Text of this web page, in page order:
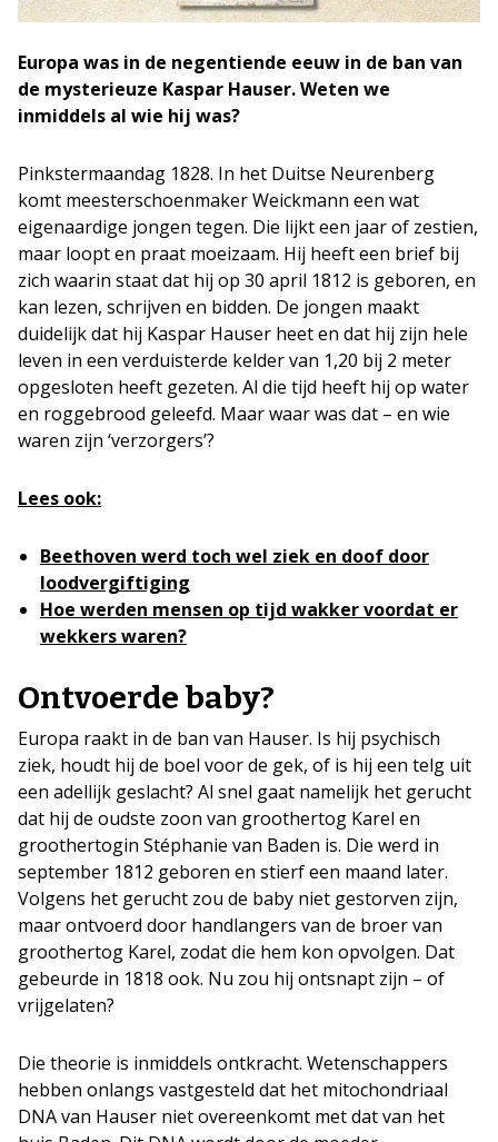
Europa was in de negentiende eeuw in de ban van
de mysterieuze Kaspar Hauser. Weten we
inmiddels al wie hij was?
Pinkstermaandag 1828. In het Duitse Neurenberg
komt meesterschoenmaker Weickmann een wat
eigenaardige jongen tegen. Die lijkt een jaar of zestien,
maar loopt en praat moeizaam. Hij heeft een brief bij
zich waarin staat dat hij op 30 april 1812 is geboren, en
kan lezen, schrijven en bidden. De jongen maakt
duidelijk dat hij Kaspar Hauser heet en dat hij zijn hele
leven in een verduisterde kelder van 1,20 bij 2 meter
opgesloten heeft gezeten. Al die tijd heeft hij op water
en roggebrood geleefd. Maar waar was dat – en wie
waren zijn ‘verzorgers’?
Lees ook:
Beethoven werd toch wel ziek en doof door
loodvergiftiging
Hoe werden mensen op tijd wakker voordat er
wekkers waren?
Ontvoerde baby?
Europa raakt in de ban van Hauser. Is hij psychisch
ziek, houdt hij de boel voor de gek, of is hij een telg uit
een adellijk geslacht? Al snel gaat namelijk het gerucht
dat hij de oudste zoon van groothertog Karel en
groothertogin Stéphanie van Baden is. Die werd in
september 1812 geboren en stierf een maand later.
Volgens het gerucht zou de baby niet gestorven zijn,
maar ontvoerd door handlangers van de broer van
groothertog Karel, zodat die hem kon opvolgen. Dat
gebeurde in 1818 ook. Nu zou hij ontsnapt zijn – of
vrijgelaten?
Die theorie is inmiddels ontkracht. Wetenschappers
hebben onlangs vastgesteld dat het mitochondriaal
DNA van Hauser niet overeenkomt met dat van het